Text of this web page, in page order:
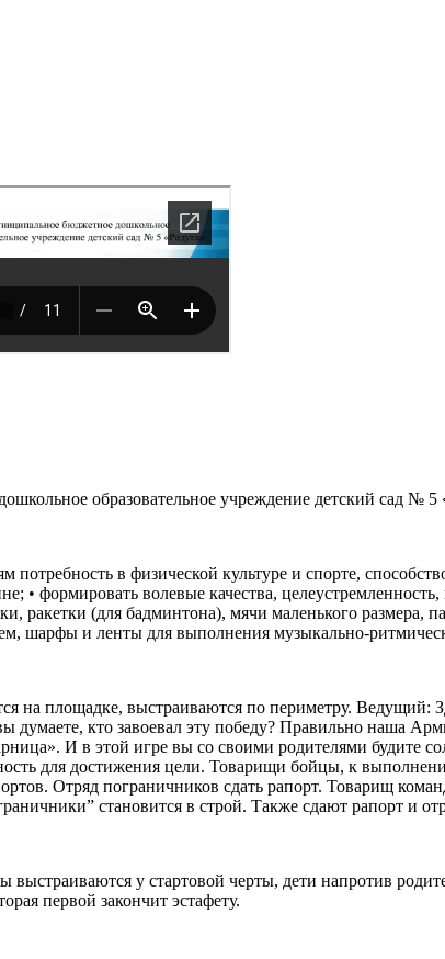
образовательное учреждение детский сад № 5
в физической культуре и спорте,
• формировать волевые качества,
(для бадминтона), мячи маленького размера,
шарфы и ленты для выполнения музыкально-
на площадке, выстраиваются по периметру. Ведущий:
думаете, кто завоевал эту победу? Правильно наша
И в этой игре вы со своими родителями будите
для достижения цели. Товарищи бойцы, к
Отряд пограничников сдать рапорт. Товарищ
становится в строй. Также сдают рапорт и
у стартовой черты, дети напротив
первой закончит эстафету.